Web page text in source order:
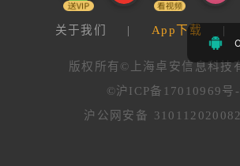
关于我们 | App下载 |
版权所有©上海卓安信息科技
©沪ICP备17010969号
沪公网安备